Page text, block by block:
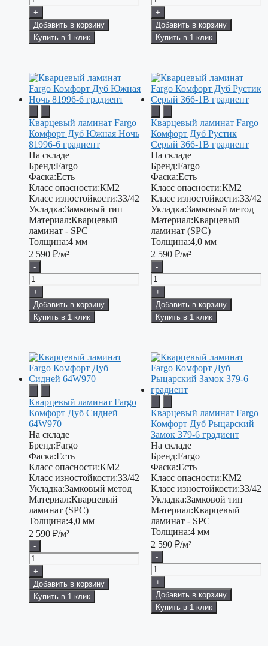
+
Добавить в корзину
Купить в 1 клик
+
Добавить в корзину
Купить в 1 клик
Кварцевый ламинат Fargo
Комфорт Дуб Южная Ночь
81996-6 градиент
На складе
Бренд:Fargo
Фаска:Есть
Класс опасности:КМ2
Класс изностойкости:33/42
Укладка:Замковый тип
Материал:Кварцевый
ламинат - SPC
Толщина:4 мм
2 590 ₽/м²
-
+
Добавить в корзину
Купить в 1 клик
Кварцевый ламинат Fargo
Комфорт Дуб Рустик
Серый 366-1В градиент
На складе
Бренд:Fargo
Фаска:Есть
Класс опасности:КМ2
Класс изностойкости:33/42
Укладка:Замковый метод
Материал:Кварцевый
ламинат (SPC)
Толщина:4,0 мм
2 590 ₽/м²
-
+
Добавить в корзину
Купить в 1 клик
Кварцевый ламинат Fargo
Комфорт Дуб Сидней
64W970
На складе
Бренд:Fargo
Фаска:Есть
Класс опасности:КМ2
Класс изностойкости:33/42
Укладка:Замковый метод
Материал:Кварцевый
ламинат (SPC)
Толщина:4,0 мм
2 590 ₽/м²
-
+
Добавить в корзину
Купить в 1 клик
Кварцевый ламинат Fargo
Комфорт Дуб Рыцарский
Замок 379-6 градиент
На складе
Бренд:Fargo
Фаска:Есть
Класс опасности:КМ2
Класс изностойкости:33/42
Укладка:Замковой тип
Материал:Кварцевый
ламинат - SPC
Толщина:4 мм
2 590 ₽/м²
-
+
Добавить в корзину
Купить в 1 клик